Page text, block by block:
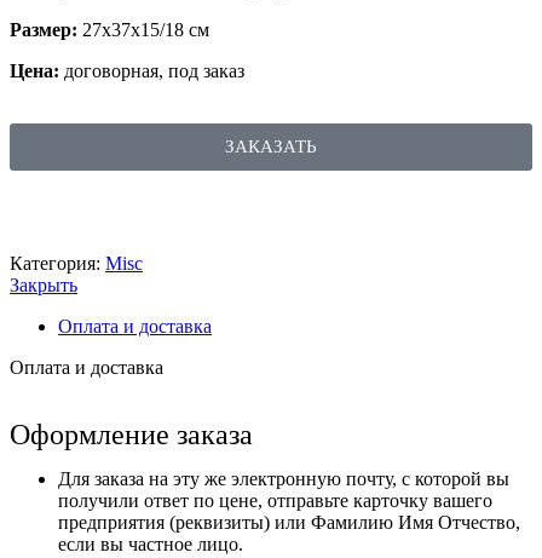
Размер: 27х37х15/18 см
Цена: договорная, под заказ
ЗАКАЗАТЬ
Категория: Misc
Закрыть
Оплата и доставка
Оплата и доставка
Оформление заказа
Для заказа на эту же электронную почту, с которой вы
получили ответ по цене, отправьте карточку вашего
предприятия (реквизиты) или Фамилию Имя Отчество,
если вы частное лицо.